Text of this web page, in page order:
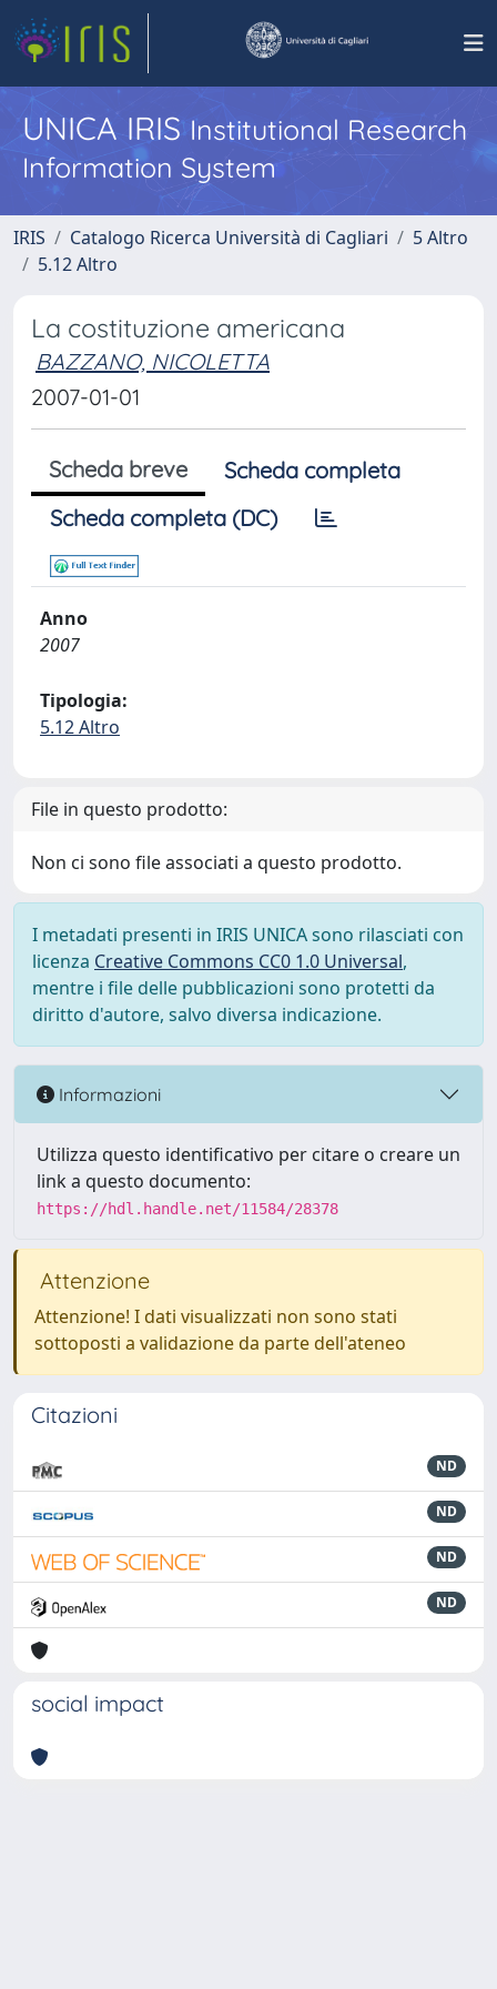
UNICA IRISInstitutional Research
Information System
IRIS Catalogo Ricerca Università di Cagliari
5 Altro
5.12 Altro
La costituzione americana
BAZZANO, NICOLETTA
2007-01-01
Scheda breve
Scheda completa
Scheda completa (DC)
Anno
2007
Tipologia:
5.12 Altro
File in questo prodotto:
Non ci sono file associati a questo prodotto.
I metadati presenti in IRIS UNICA sono rilasciati con
licenza Creative Commons CC0 1.0 Universal,
mentre i file delle pubblicazioni sono protetti da
diritto d'autore, salvo diversa indicazione.
Informazioni
Utilizza questo identificativo per citare o creare un
link a questo documento:
https://hdl.handle.net/11584/28378
Attenzione
Attenzione! I dati visualizzati non sono stati
sottoposti a validazione da parte dell'ateneo
Citazioni
ND
ND
ND
ND
social impact